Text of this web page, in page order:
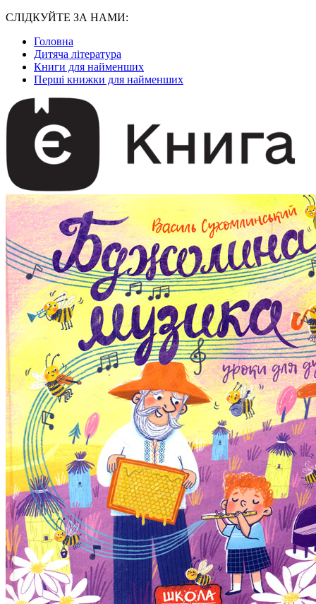
СЛІДКУЙТЕ ЗА НАМИ:
Головна
Дитяча література
Книги для найменших
Перші книжки для найменших